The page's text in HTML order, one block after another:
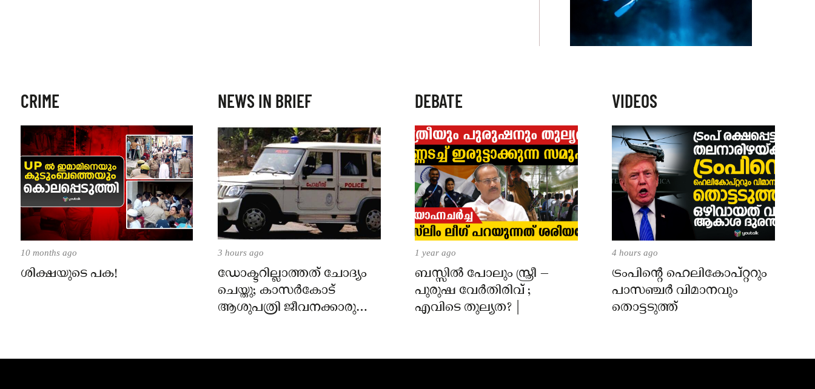
CRIME
10 months ago
ശിക്ഷയുടെ പക!
NEWS IN BRIEF
3 hours ago
ഡോക്ടറില്ലാത്തത് ചോദ്യം
ചെയ്തു; കാസർകോട്
ആശുപത്രി ജീവനക്കാരുടെ
DEBATE
1 year ago
ബസ്സിൽ പോലും സ്ത്രീ –
പുരുഷ വേർതിരിവ് ;
എവിടെ തുല്യത? |
VIDEOS
4 hours ago
ട്രംപിന്റെ ഹെലികോപ്റ്ററും
പാസഞ്ചര്‍ വിമാനവും
തൊട്ടടുത്ത്